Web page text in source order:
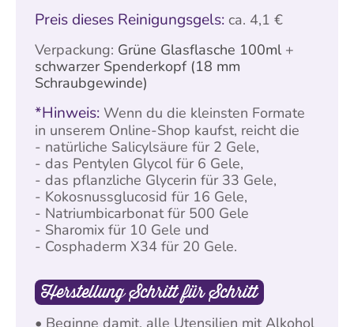
Preis dieses Reinigungsgels: ca. 4,1 €
Verpackung: Grüne Glasflasche 100ml+
schwarzer Spenderkopf (18 mm
Schraubgewinde)
*Hinweis: Wenn du die kleinsten Formate
in unserem Online-Shop kaufst, reicht die
- natürliche Salicylsäure für 2 Gele,
- das Pentylen Glycol für 6 Gele,
- das pflanzliche Glycerin für 33 Gele,
- Kokosnussglucosid für 16 Gele,
- Natriumbicarbonat für 500 Gele
- Sharomix für 10 Gele und
- Cosphaderm X34 für 20 Gele.
Herstellung Schritt für Schritt
• Beginne damit, alle Utensilien mit Alkohol